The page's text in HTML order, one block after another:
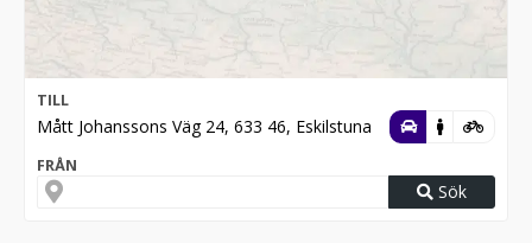
TILL
Mått Johanssons Väg 24, 633 46, Eskilstuna
FRÅN
Sök